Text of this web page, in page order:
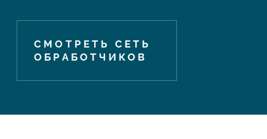
СМОТРЕТЬ СЕТЬ
ОБРАБОТЧИКОВ